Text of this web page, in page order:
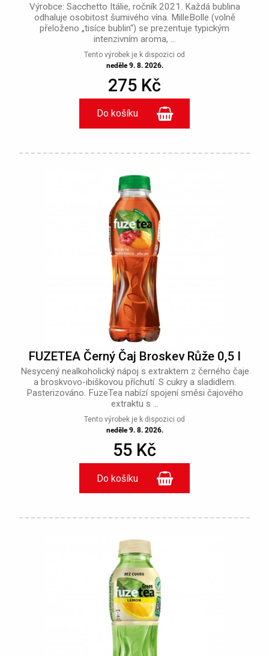
Výrobce: Sacchetto Itálie, ročník 2021. Každá bublina
odhaluje osobitost šumivého vína. MilleBolle (volně
přeloženo „tisíce bublin“) se prezentuje typickým
intenzivním aroma, ...
Tento výrobek je k dispozici od
neděle 9. 8. 2026.
275 Kč
FUZETEA Černý Čaj Broskev Růže 0,5 l
Nesycený nealkoholický nápoj s extraktem z černého čaje
a broskvovo-ibiškovou příchutí. S cukry a sladidlem.
Pasterizováno. FuzeTea nabízí spojení směsi čajového
extraktu s ...
Tento výrobek je k dispozici od
neděle 9. 8. 2026.
55 Kč